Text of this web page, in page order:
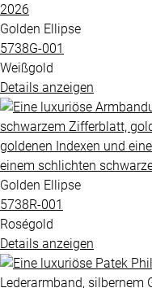
2026
Golden Ellipse
5738G​-001
Weißgold
Details anzeigen
Golden Ellipse
5738R​-001
Roségold
Details anzeigen